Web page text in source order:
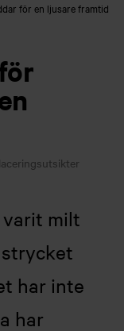
för en ljusare framtid
varit milt
har inte
har